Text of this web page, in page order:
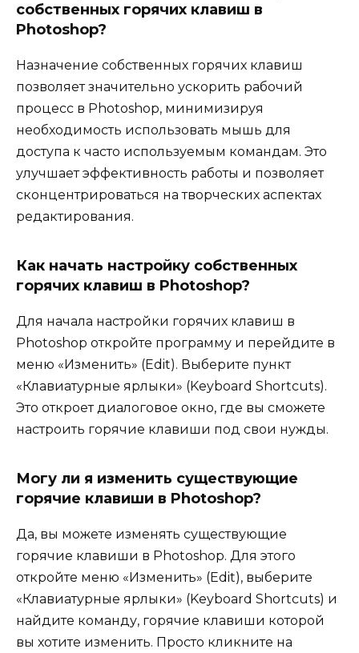
собственных горячих клавиш в
Photoshop?
Назначение собственных горячих клавиш
позволяет значительно ускорить рабочий
процесс в Photoshop, минимизируя
необходимость использовать мышь для
доступа к часто используемым командам. Это
улучшает эффективность работы и позволяет
сконцентрироваться на творческих аспектах
редактирования.
Как начать настройку собственных
горячих клавиш в Photoshop?
Для начала настройки горячих клавиш в
Photoshop откройте программу и перейдите в
меню «Изменить» (Edit). Выберите пункт
«Клавиатурные ярлыки» (Keyboard Shortcuts).
Это откроет диалоговое окно, где вы сможете
настроить горячие клавиши под свои нужды.
Могу ли я изменить существующие
горячие клавиши в Photoshop?
Да, вы можете изменять существующие
горячие клавиши в Photoshop. Для этого
откройте меню «Изменить» (Edit), выберите
«Клавиатурные ярлыки» (Keyboard Shortcuts) и
найдите команду, горячие клавиши которой
вы хотите изменить. Просто кликните на